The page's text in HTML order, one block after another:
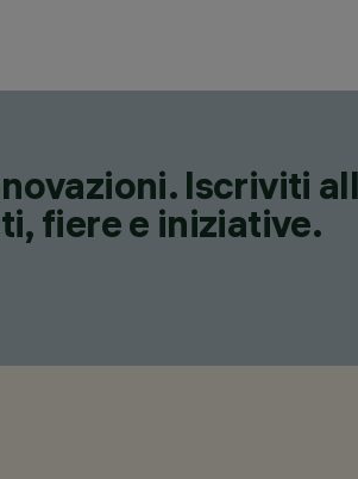
Iscriviti
fiere e iniziative.